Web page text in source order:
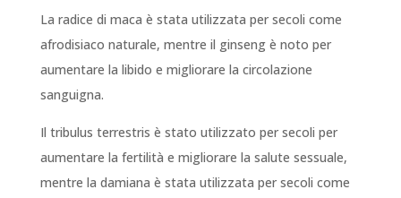
La radice di maca è stata utilizzata per secoli come
afrodisiaco naturale, mentre il ginseng è noto per
aumentare la libido e migliorare la circolazione
sanguigna.
Il tribulus terrestris è stato utilizzato per secoli per
aumentare la fertilità e migliorare la salute sessuale,
mentre la damiana è stata utilizzata per secoli come